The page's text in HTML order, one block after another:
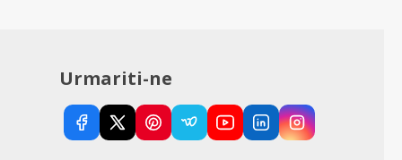
Urmariti-ne